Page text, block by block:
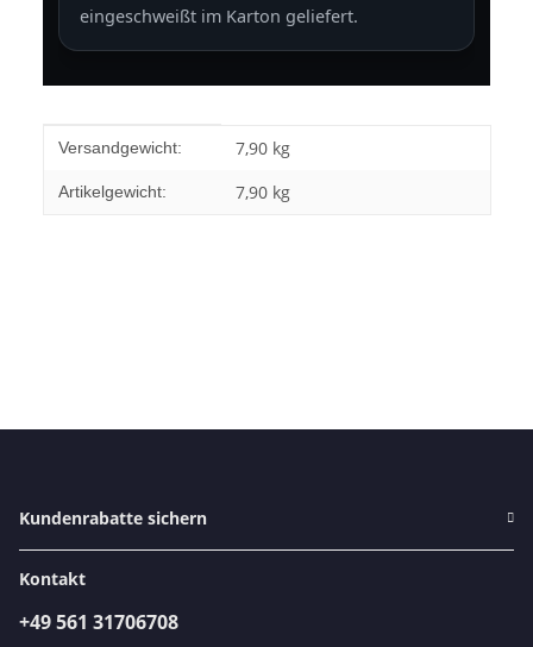
eingeschweißt im Karton geliefert.
Produkteigenschaft
Wert
Versandgewicht: 7,90 kg
Artikelgewicht: 7,90 kg
Kundenrabatte sichern
Kontakt
+49 561 31706708